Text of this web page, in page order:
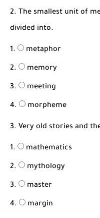
2. The smallest unit of
divided into.
metaphor
memory
meeting
morpheme
3. Very old stories and
mathematics
mythology
master
margin